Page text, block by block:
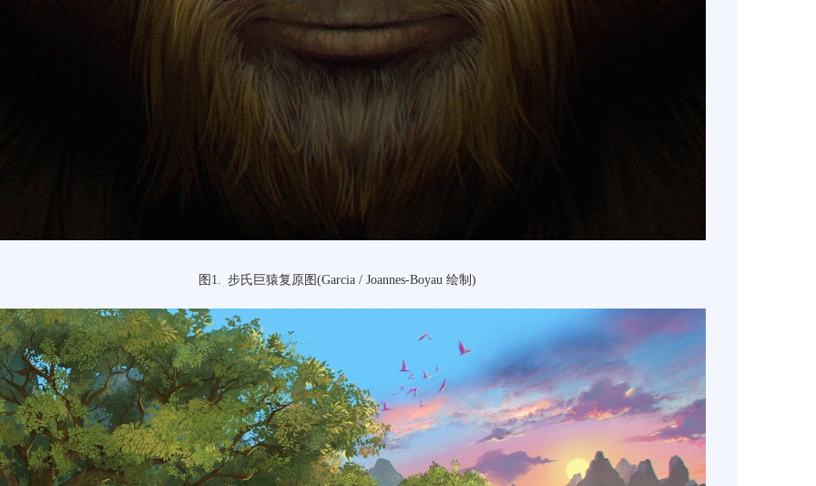
图1. 步氏巨猿复原图(Garcia / Joannes-Boyau 绘制)